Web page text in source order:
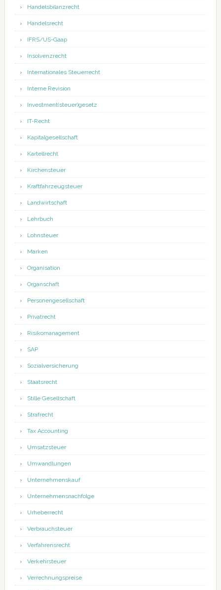
Handelsbilanzrecht
Handelsrecht
IFRS/US-Gaap
Insolvenzrecht
Internationales Steuerrecht
Interne Revision
Investment(steuer)gesetz
IT-Recht
Kapitalgesellschaft
Kartellrecht
Kirchensteuer
Kraftfahrzeugsteuer
Landwirtschaft
Lehrbuch
Lohnsteuer
Marken
Organisation
Organschaft
Personengesellschaft
Privatrecht
Risikomanagement
SAP
Sozialversicherung
Staatsrecht
Stille Gesellschaft
Strafrecht
Tax Accounting
Umsatzsteuer
Umwandlungen
Unternehmenskauf
Unternehmensnachfolge
Urheberrecht
Verbrauchsteuer
Verfahrensrecht
Verkehrsteuer
Verrechnungspreise